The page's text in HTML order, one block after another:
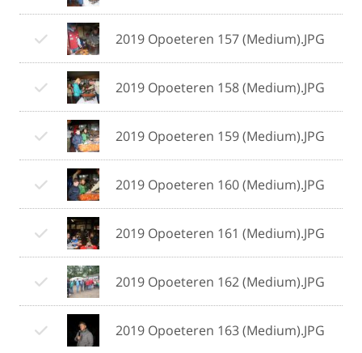
2019 Opoeteren 157 (Medium).JPG
2019 Opoeteren 158 (Medium).JPG
2019 Opoeteren 159 (Medium).JPG
2019 Opoeteren 160 (Medium).JPG
2019 Opoeteren 161 (Medium).JPG
2019 Opoeteren 162 (Medium).JPG
2019 Opoeteren 163 (Medium).JPG